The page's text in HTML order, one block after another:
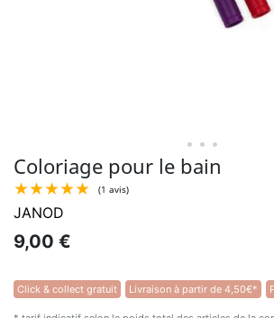
• • •
Coloriage pour le bain
★★★★★ (1 avis)
JANOD
9,00 €
Click & collect gratuit Livraison à partir de 4,50€*